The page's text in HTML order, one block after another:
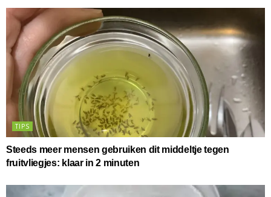
TIPS
Steeds meer mensen gebruiken dit middeltje tegen
fruitvliegjes: klaar in 2 minuten